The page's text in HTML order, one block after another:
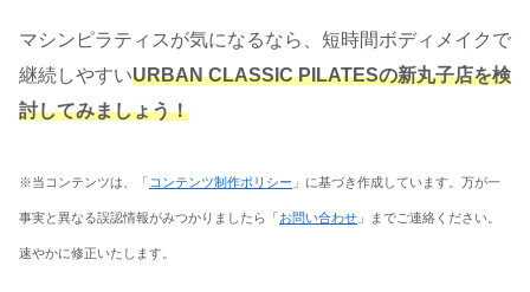
マシンピラティスが気になるなら、短時間ボディメイクで
継続しやすいURBAN CLASSIC PILATESの新丸子店を検
討してみましょう！
※当コンテンツは、「 コンテンツ制作ポリシー 」に基づき作成しています。万が一
事実と異なる誤認情報がみつかりましたら「お問い合わせ 」までご連絡ください。
速やかに修正いたします。